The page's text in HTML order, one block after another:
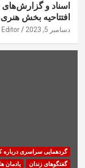
اسناد و
افتتاحیه بخش هنری، برلین ۲۹
دسامبر 5, 2023 Editor
گردهمایی سراسری درباره
گفتگوهای زندان
یادمان ها